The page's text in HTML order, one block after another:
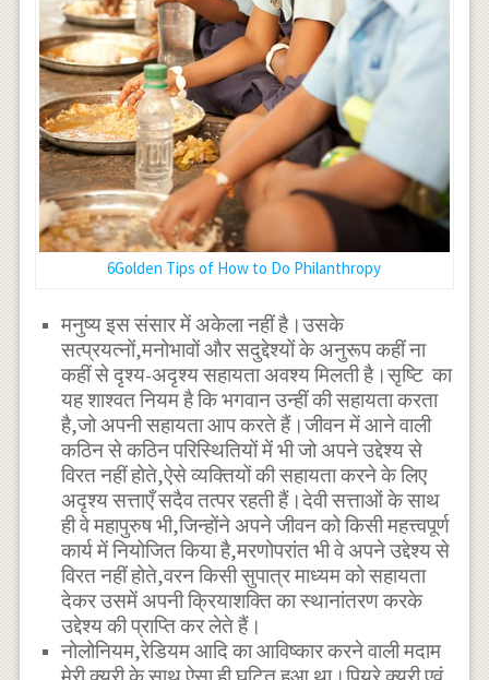
6Golden Tips of How to Do Philanthropy
मनुष्य इस संसार में अकेला नहीं है।उसके
सत्प्रयत्नों,मनोभावों और सदुद्देश्यों के अनुरूप कहीं ना
कहीं से दृश्य-अदृश्य सहायता अवश्य मिलती है।सृष्टि का
यह शाश्वत नियम है कि भगवान उन्हीं की सहायता करता
है,जो अपनी सहायता आप करते हैं।जीवन में आने वाली
कठिन से कठिन परिस्थितियों में भी जो अपने उद्देश्य से
विरत नहीं होते,ऐसे व्यक्तियों की सहायता करने के लिए
अदृश्य सत्ताएँ सदैव तत्पर रहती हैं।देवी सत्ताओं के साथ
ही वे महापुरुष भी,जिन्होंने अपने जीवन को किसी महत्त्वपूर्ण
कार्य में नियोजित किया है,मरणोपरांत भी वे अपने उद्देश्य से
विरत नहीं होते,वरन किसी सुपात्र माध्यम को सहायता
देकर उसमें अपनी क्रियाशक्ति का स्थानांतरण करके
उद्देश्य की प्राप्ति कर लेते हैं।
नोलोनियम,रेडियम आदि का आविष्कार करने वाली मदाम